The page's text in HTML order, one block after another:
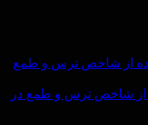
از شاخص ترس و طمع در